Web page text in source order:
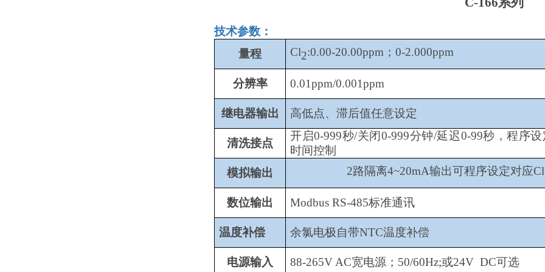
技术参数：
量程
Cl2:0.00-20.00ppm；0-2.000ppm
分辨率 0.01ppm/0.001ppm
继电器输出 高低点、滞后值任意设定
清洗接点
开启0-999秒/关闭0-999分钟/延迟0-99秒，程序设
时间控制
模拟输出
2路隔离4~20mA输出可程序设定对应Cl
数位输出 Modbus RS-485标准通讯
温度补偿 余氯电极自带NTC温度补偿
电源输入 88-265V AC宽电源；50/60Hz;或24V DC可选